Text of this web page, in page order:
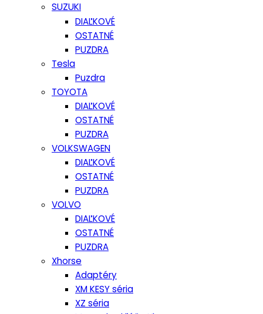
SUZUKI
DIAĽKOVÉ
OSTATNÉ
PUZDRA
Tesla
Puzdra
TOYOTA
DIAĽKOVÉ
OSTATNÉ
PUZDRA
VOLKSWAGEN
DIAĽKOVÉ
OSTATNÉ
PUZDRA
VOLVO
DIAĽKOVÉ
OSTATNÉ
PUZDRA
Xhorse
Adaptéry
XM KESY séria
XZ séria